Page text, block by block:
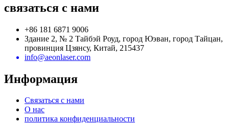
связаться с нами
+86 181 6871 9006
Здание 2, № 2 Тайбэй Роуд, город Юэван, город Тайцан,
провинция Цзянсу, Китай, 215437
info@aeonlaser.com
Информация
Связаться с нами
О нас
политика конфиденциальности